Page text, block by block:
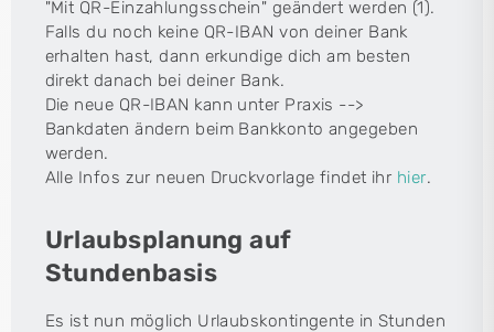
"Mit QR-Einzahlungsschein" geändert werden (1).
Falls du noch keine QR-IBAN von deiner Bank
erhalten hast, dann erkundige dich am besten
direkt danach bei deiner Bank.
Die neue QR-IBAN kann unter Praxis -->
Bankdaten ändern beim Bankkonto angegeben
werden.
Alle Infos zur neuen Druckvorlage findet ihr hier.
Urlaubsplanung auf
Stundenbasis
Es ist nun möglich Urlaubskontingente in Stunden